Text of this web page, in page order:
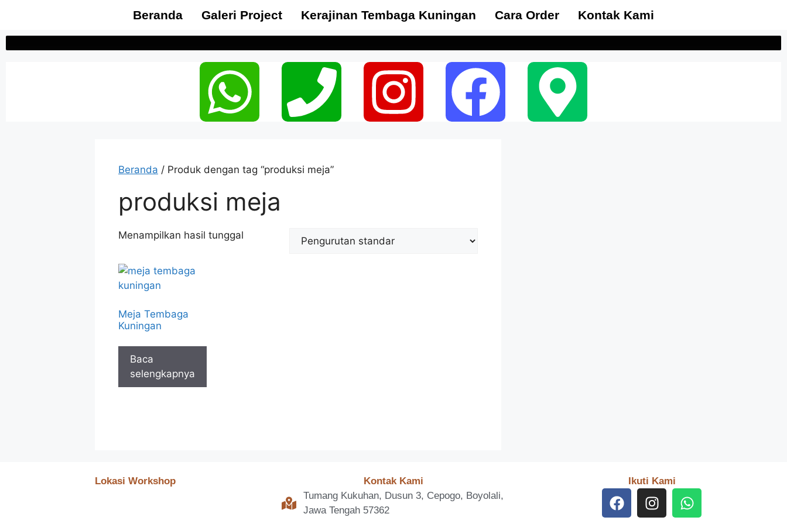
Beranda Galeri Project Kerajinan Tembaga Kuningan Cara Order Kontak Kami
Beranda / Produk dengan tag “produksi meja”
produksi meja
Menampilkan hasil tunggal
Meja Tembaga
Kuningan
Baca
selengkapnya
Lokasi Workshop
Kontak Kami
Tumang Kukuhan, Dusun 3, Cepogo, Boyolali,
Jawa Tengah 57362
Ikuti Kami